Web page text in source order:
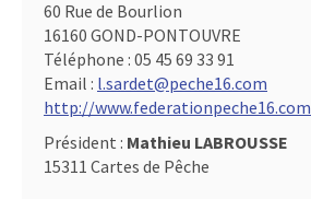
60 Rue de Bourlion
16160 GOND-PONTOUVRE
Téléphone : 05 45 69 33 91
Email : l.sardet@peche16.com
http://www.federationpeche16.com
Président : Mathieu LABROUSSE
15311 Cartes de Pêche